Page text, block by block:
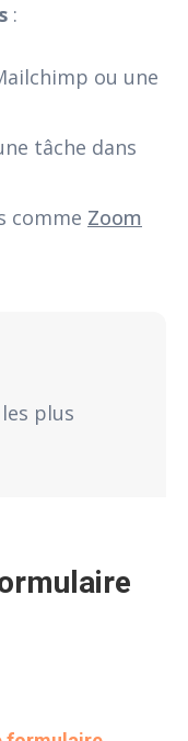
:
ou une
tâche dans
comme Zoom
les plus